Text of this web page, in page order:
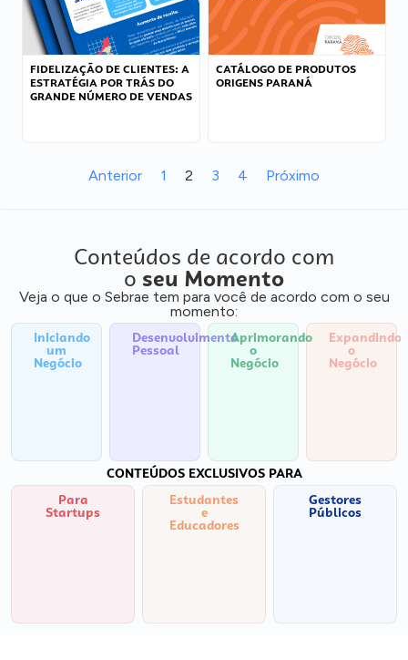
FIDELIZAÇÃO DE CLIENTES: A
ESTRATÉGIA POR TRÁS DO
GRANDE NÚMERO DE VENDAS
CATÁLOGO DE PRODUTOS
ORIGENS PARANÁ
Anterior 1 2 3 4 Próximo
Conteúdos de acordo com
o seu Momento
Veja o que o Sebrae tem para você de acordo com o seu
momento:
Iniciando
um
Negócio
Desenvolvimento
Pessoal
Aprimorando
o
Negócio
Expandindo
o
Negócio
CONTEÚDOS EXCLUSIVOS PARA
Para
Startups
Estudantes
e
Educadores
Gestores
Públicos